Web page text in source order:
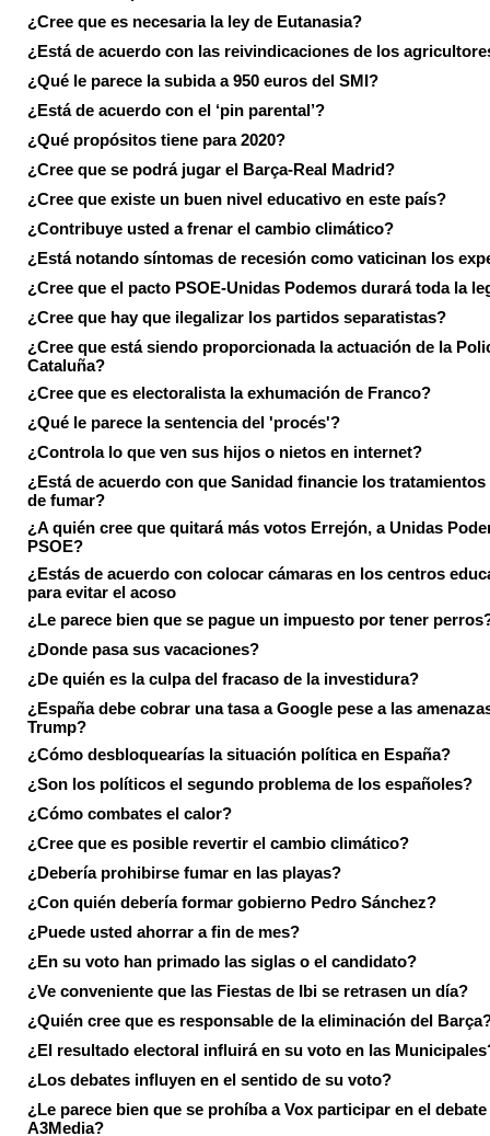
¿Cree que es necesaria la ley de Eutanasia?
¿Está de acuerdo con las reivindicaciones de los
¿Qué le parece la subida a 950 euros del SMI?
¿Está de acuerdo con el ‘pin parental’?
¿Qué propósitos tiene para 2020?
¿Cree que se podrá jugar el Barça-Real Madrid?
¿Cree que existe un buen nivel educativo en este país?
¿Contribuye usted a frenar el cambio climático?
¿Está notando síntomas de recesión como vaticinan los
¿Cree que el pacto PSOE-Unidas Podemos durará toda la
¿Cree que hay que ilegalizar los partidos separatistas?
¿Cree que está siendo proporcionada la actuación de la
Cataluña?
¿Cree que es electoralista la exhumación de Franco?
¿Qué le parece la sentencia del 'procés'?
¿Controla lo que ven sus hijos o nietos en internet?
¿Está de acuerdo con que Sanidad financie los tratamientos
de fumar?
¿A quién cree que quitará más votos Errejón, a Unidas
PSOE?
¿Estás de acuerdo con colocar cámaras en los centros
para evitar el acoso
¿Le parece bien que se pague un impuesto por tener
¿Donde pasa sus vacaciones?
¿De quién es la culpa del fracaso de la investidura?
¿España debe cobrar una tasa a Google pese a las
Trump?
¿Cómo desbloquearías la situación política en España?
¿Son los políticos el segundo problema de los españoles?
¿Cómo combates el calor?
¿Cree que es posible revertir el cambio climático?
¿Debería prohibirse fumar en las playas?
¿Con quién debería formar gobierno Pedro Sánchez?
¿Puede usted ahorrar a fin de mes?
¿En su voto han primado las siglas o el candidato?
¿Ve conveniente que las Fiestas de Ibi se retrasen un día?
¿Quién cree que es responsable de la eliminación del
¿El resultado electoral influirá en su voto en las
¿Los debates influyen en el sentido de su voto?
¿Le parece bien que se prohíba a Vox participar en el debate
A3Media?